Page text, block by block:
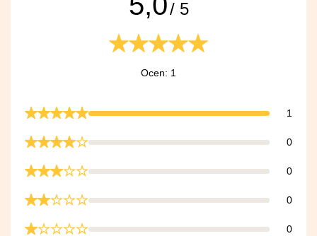
/ 5
Ocen: 1
1
0
0
0
0